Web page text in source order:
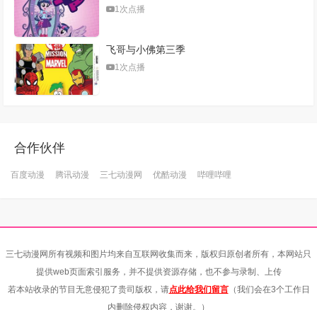
1次点播
飞哥与小佛第三季
1次点播
合作伙伴
百度动漫 腾讯动漫 三七动漫网 优酷动漫 哔哩哔哩
三七动漫网所有视频和图片均来自互联网收集而来，版权归原创者所有，本网站只
提供web页面索引服务，并不提供资源存储，也不参与录制、上传
若本站收录的节目无意侵犯了贵司版权，请点此给我们留言（我们会在3个工作日
内删除侵权内容，谢谢。）